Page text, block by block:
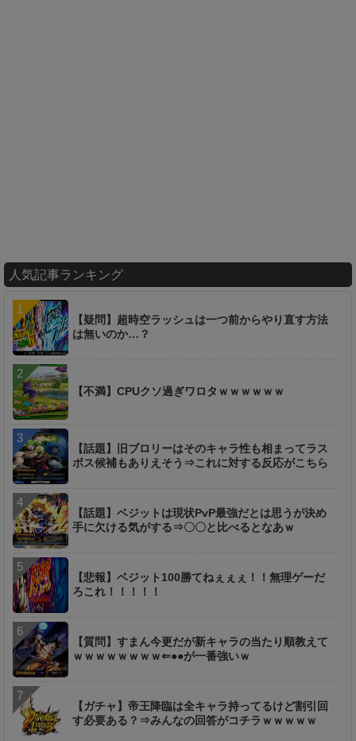
人気記事ランキング
【疑問】超時空ラッシュは一つ前からやり直す方法
は無いのか…？
【不満】CPUクソ過ぎワロタｗｗｗｗｗｗ
【話題】旧ブロリーはそのキャラ性も相まってラス
ボス候補もありえそう⇒これに対する反応がこちら
【話題】ベジットは現状PvP最強だとは思うが決め
手に欠ける気がする⇒〇〇と比べるとなあｗ
【悲報】ベジット100勝てねぇぇぇ！！無理ゲーだ
ろこれ！！！！！
【質問】すまん今更だが新キャラの当たり順教えて
ｗｗｗｗｗｗｗｗ⇐●●が一番強いｗ
【ガチャ】帝王降臨は全キャラ持ってるけど割引回
す必要ある？⇒みんなの回答がコチラｗｗｗｗｗ